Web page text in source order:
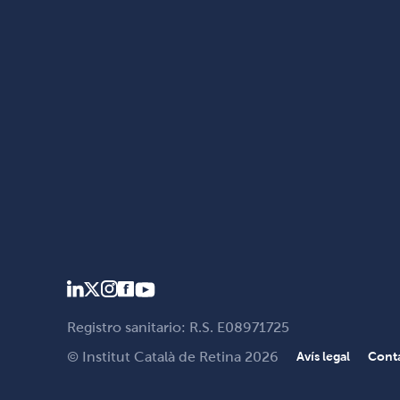
Registro sanitario: R.S. E08971725
© Institut Català de Retina 2026
Avís legal